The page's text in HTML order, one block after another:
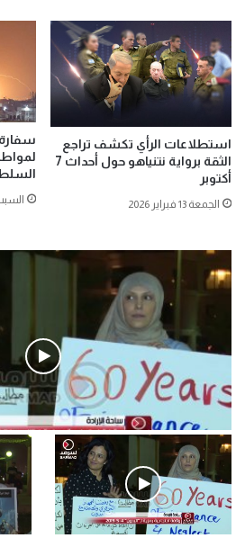
استطلاعات الرأي تكشف تراجع
الثقة برواية نتنياهو حول أحداث 7
أكتوبر
الجمعة 13 فبراير 2026
سفارة
السبت 6
.وقفة احتجاجية رمزية لـ”#البدون” في ساحة
الأحد 5 مايو 2019